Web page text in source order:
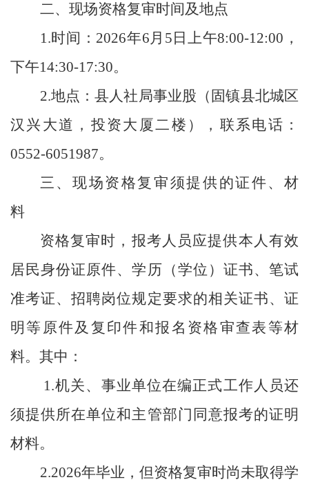
二、现场资格复审时间及地点
1.时间： 2026年6月 5 日上午8:00-12:00 ，
下午14:30-17:30。
2.地点：县人社局事业股（固镇县北城区
汉兴大道，投资大厦二楼），联系电话：
0552-6051987。
三、现场资格复审须提供的证件、材
料
资格复审时，报考人员应提供本人有效
居民身份证原件、学历 （学位 ） 证书、笔试
准考证、招聘岗位规定要求的相关证书、证
明等原件及复印件和报名资格审查表等材
料。其中：
1.机关、事业单位在编正式工作人员还
须提供所在单位和主管部门同意报考的证明
材料。
2.2026年毕业， 但资格复审时尚未取得学